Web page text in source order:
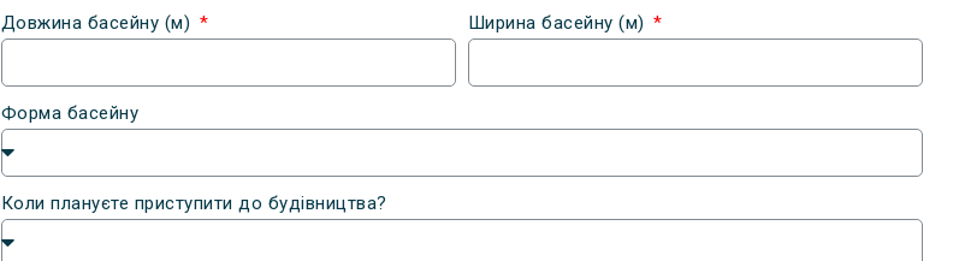
Довжина басейну (м) Ширина басейну (м)
Форма басейну
Коли плануєте приступити до будівництва?